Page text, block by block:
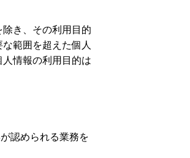
き、その利用目的
範囲を超えた個人
情報の利用目的は
認められる業務を